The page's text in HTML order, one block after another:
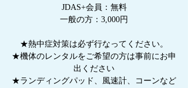
JDAS+会員：無料
一般の方：3,000円
★熱中症対策は必ず行なってください。
★機体のレンタルをご希望の方は事前にお申
出ください
★ランディングパッド、風速計、コーンなど